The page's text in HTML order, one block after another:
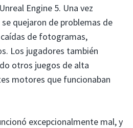
Engine 5. Una vez
quejaron de problemas de
de fotogramas,
Los jugadores también
otros juegos de alta
motores que funcionaban
excepcionalmente mal, y